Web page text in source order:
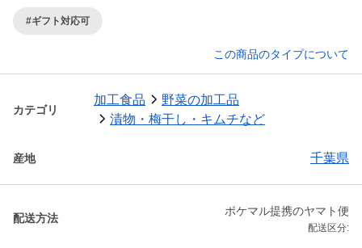
#ギフト対応可
この商品のタイプについて
カテゴリ
加工食品
野菜の加工品
漬物・梅干し・キムチなど
産地 千葉県
配送方法
ポケマル提携のヤマト便
配送区分: